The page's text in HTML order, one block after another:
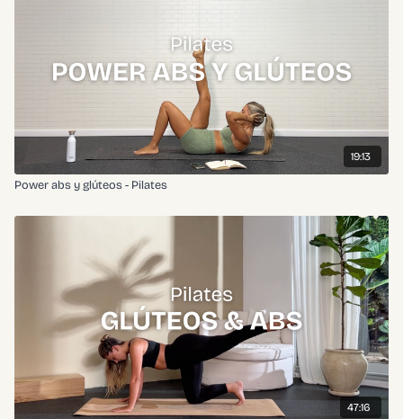
19:13
Power abs y glúteos - Pilates
47:16